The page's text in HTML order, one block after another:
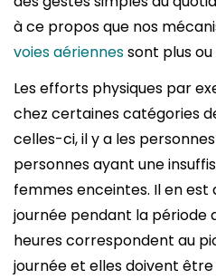
à ce propos que nos
voies aériennessont plus
Les efforts physiques par
chez certaines catégories
celles-ci, il y a les
personnes ayant une
femmes enceintes. Il en
journée pendant la période
heures correspondent au
journée et elles doivent